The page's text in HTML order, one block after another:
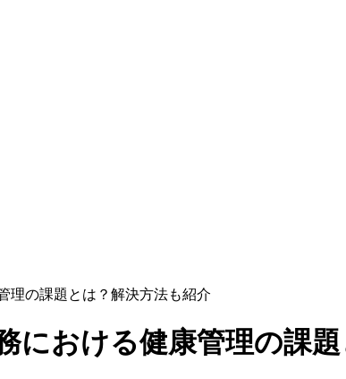
理の課題とは？解決方法も紹介
における健康管理の課